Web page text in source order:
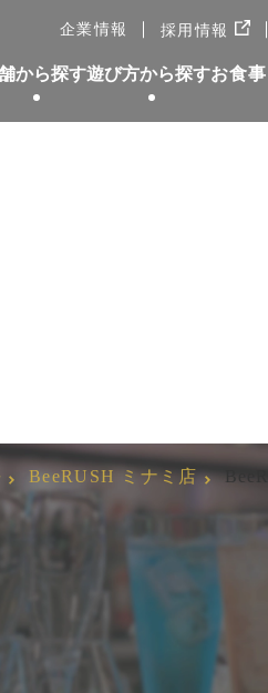
企業情報 採用情報
から探す遊び方から探すお食
BeeRUSH ミナミ店